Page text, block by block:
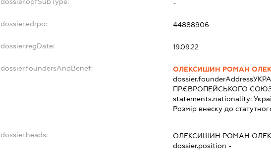
dossier.opfSubType: -
dossier.edrpo: 44888906
dossier.regDate: 19.09.22
dossier.foundersAndBenef:
ОЛЕКСИШИН РОМАН
dossier.founderAddress
ПР.ЄВРОПЕЙСЬКОГО
statements.nationality:
Розмір внеску до
dossier.heads: ОЛЕКСИШИН РОМАН
dossier.position -